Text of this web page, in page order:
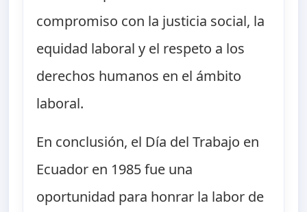
compromiso con la justicia social, la
equidad laboral y el respeto a los
derechos humanos en el ámbito
laboral.
En conclusión, el Día del Trabajo en
Ecuador en 1985 fue una
oportunidad para honrar la labor de